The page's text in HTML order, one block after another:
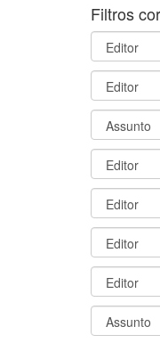
Filtros